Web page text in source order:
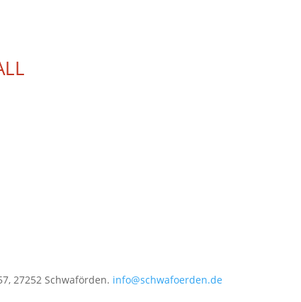
27252 Schwaförden. info@schwafoerden.de